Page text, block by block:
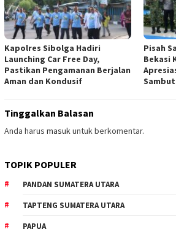
Kapolres Sibolga Hadiri
Launching Car Free Day,
Pastikan Pengamanan Berjalan
Aman dan Kondusif
Pisah
Bekasi
Tinggalkan Balasan
Anda harus masukuntuk berkomentar.
TOPIK POPULER
PANDAN SUMATERA UTARA
TAPTENG SUMATERA UTARA
PAPUA